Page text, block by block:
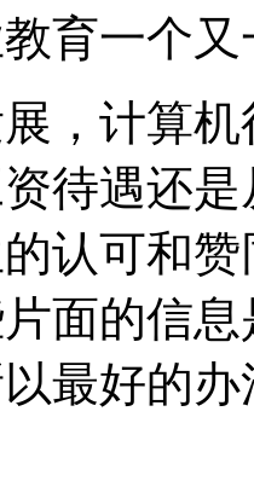
育一个
，计算
待遇还
认可和
面的信
最好的